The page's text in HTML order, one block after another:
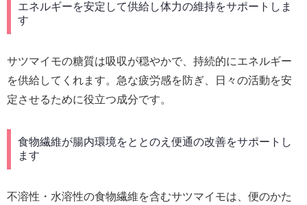
エネルギーを安定して供給し体力の維持をサポートしま
す
サツマイモの糖質は吸収が穏やかで、持続的にエネルギー
を供給してくれます。急な疲労感を防ぎ、日々の活動を安
定させるために役立つ成分です。
食物繊維が腸内環境をととのえ便通の改善をサポートし
ます
不溶性・水溶性の食物繊維を含むサツマイモは、便のかた